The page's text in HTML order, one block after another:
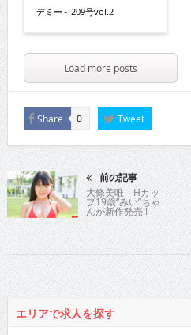
デミー～209号vol.2
Load more posts
Share 0 Tweet
前の記事
大條美唯 Hカッ
プ19歳“みい”ちゃ
んが新作発売!!
エリアで求人を探す